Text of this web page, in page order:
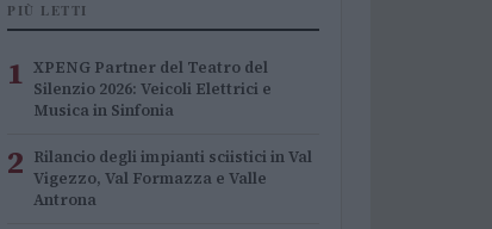
PIÙ LETTI
1 XPENG Partner del Teatro del
Silenzio 2026: Veicoli Elettrici e
Musica in Sinfonia
2 Rilancio degli impianti sciistici in Val
Vigezzo, Val Formazza e Valle
Antrona